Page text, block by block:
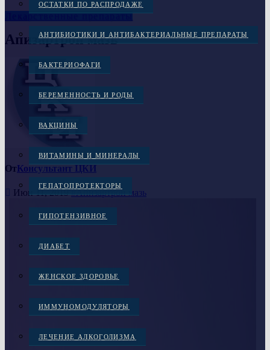
ОСТАТКИ ПО РАСПРОДАЖЕ
АНТИБИОТИКИ И АНТИБАКТЕРИАЛЬНЫЕ ПРЕПАРАТЫ
БАКТЕРИОФАГИ
БЕРЕМЕННОСТЬ И РОДЫ
ВАКЦИНЫ
ВИТАМИНЫ И МИНЕРАЛЫ
ГЕПАТОПРОТЕКТОРЫ
ГИПОТЕНЗИВНОЕ
ДИАБЕТ
ЖЕНСКОЕ ЗДОРОВЬЕ
ИММУНОМОДУЛЯТОРЫ
ЛЕЧЕНИЕ АЛКОГОЛИЗМА
Лекарственные препараты
Апизартрон мазь
ОтКонсультант ЦКИ
Июн 11, 2019#Апизартрон мазь